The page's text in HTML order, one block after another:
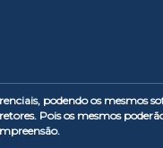
podendo os mesmos
Pois os mesmos